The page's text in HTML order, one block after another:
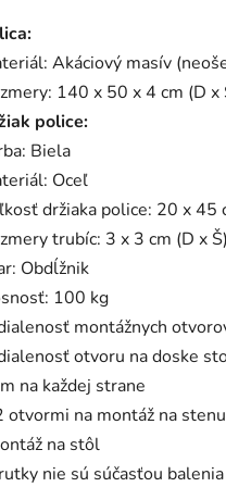
Akáciový masív
140 x 50 x 4 cm (D x
police:
Biela
Oceľ
držiaka police: 20 x 45
trubíc: 3 x 3 cm (D x Š)
Obdĺžnik
100 kg
montážnych
otvoru na doske
na každej strane
otvormi na montáž na
na stôl
nie sú súčasťou balenia